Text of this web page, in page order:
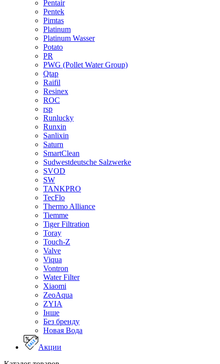
Pentair
Pentek
Pimtas
Platinum
Platinum Wasser
Potato
PR
PWG (Pollet Water Group)
Qtap
Raifil
Resinex
ROC
rsp
Runlucky
Runxin
Sanlixin
Saturn
SmartClean
Sudwestdeutsche Salzwerke
SVOD
SW
TANKPRO
TecFlo
Thermo Alliance
Tiemme
Tiger Filtration
Toray
Touch-Z
Valve
Viqua
Vontron
Water Filter
Xiaomi
ZeoAqua
ZYIA
Інше
Без бренду
Новая Вода
Акции